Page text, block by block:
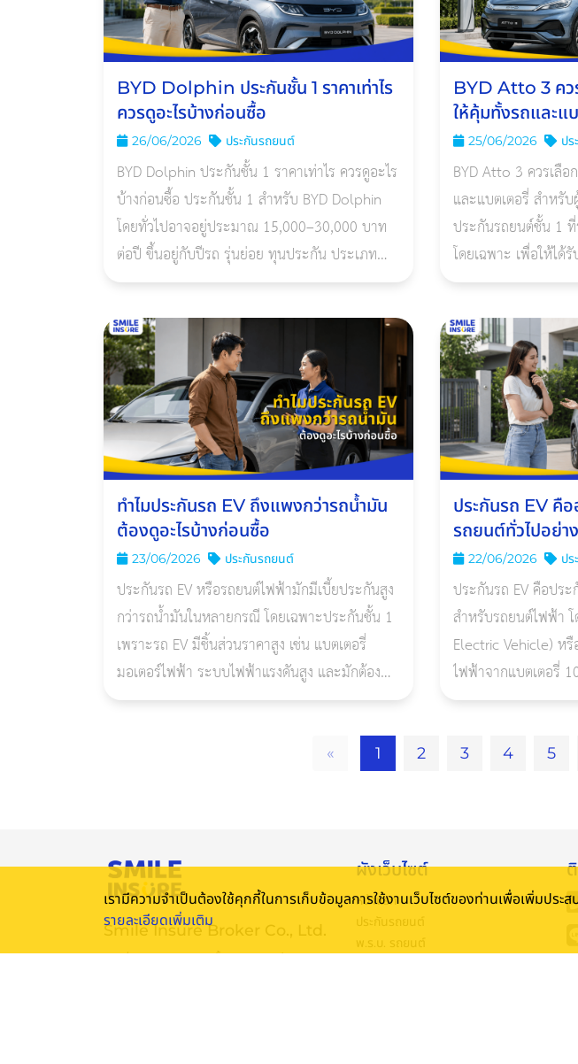
BYD Dolphin ประกันชั้น 1 ราคาเท่าไร
ควรดูอะไรบ้างก่อนซื้อ
26/06/2026 ประกันรถยนต์
BYD Dolphin ประกันชั้น 1 ราคาเท่าไร ควรดูอะไร
บ้างก่อนซื้อ ประกันชั้น 1 สำหรับ BYD Dolphin
โดยทั่วไปอาจอยู่ประมาณ 15,000–30,000 บาท
ต่อปี ขึ้นอยู่กับปีรถ รุ่นย่อย ทุนประกัน ประเภท
ซ่อมศูนย์/ซ่อมอู่ เงื่อนไขแบตเตอรี่ และประวัติผู้
BYD Atto 3 คว
ให้คุ้มทั้งรถและแ
25/06/2026 ป
BYD Atto 3 ควรเลื
และแบตเตอรี่ สำหรั
ประกันรถยนต์ชั้น 1
โดยเฉพาะ เพื่อให้ได้
กับการใช้งานรถ EV ซึ่งปร
ทำไมประกันรถ EV ถึงแพงกว่ารถน้ำมัน
ต้องดูอะไรบ้างก่อนซื้อ
23/06/2026 ประกันรถยนต์
ประกันรถ EV หรือรถยนต์ไฟฟ้ามักมีเบี้ยประกันสูง
กว่ารถน้ำมันในหลายกรณี โดยเฉพาะประกันชั้น 1
เพราะรถ EV มีชิ้นส่วนราคาสูง เช่น แบตเตอรี่
มอเตอร์ไฟฟ้า ระบบไฟฟ้าแรงดันสูง และมักต้อง
ซ่อมกับศูนย์หรืออู่เฉพาะทางมากกว่ารถน้ำมันทั่วไป
ประกันรถ EV คือ
รถยนต์ทั่วไปอย่า
22/06/2026 ป
ประกันรถ EV คือปร
สำหรับรถยนต์ไฟฟ้า โดยเ
Electric Vehicle) หรือรถที่ขับเคลื่อนด้วยพลังงาน
ไฟฟ้าจากแบตเตอรี่
แตกต่างจากประกัน
« 1 2 3 4 5
Smile Insure Broker Co., Ltd.
140/64 ITF Tower, ชั้น 26 ถนน สีลม
ผังเว็บไซต์
หน้าแรก
ประกันรถยนต์
พ.ร.บ. รถยนต์
เรามีความจำเป็นต้องใช้คุกกี้ในการเก็บข้อมูลการใช้งานเว็บไซต์ของท่านเพื่อเพิ่มปร
รายละเอียดเพิ่มเติม